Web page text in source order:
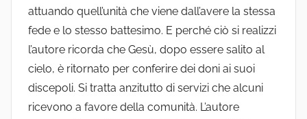
attuando quell’unità che viene dall’avere la stessa
fede e lo stesso battesimo. E perché ciò si realizzi
l’autore ricorda che Gesù, dopo essere salito al
cielo, è ritornato per conferire dei doni ai suoi
discepoli. Si tratta anzitutto di servizi che alcuni
ricevono a favore della comunità. L’autore